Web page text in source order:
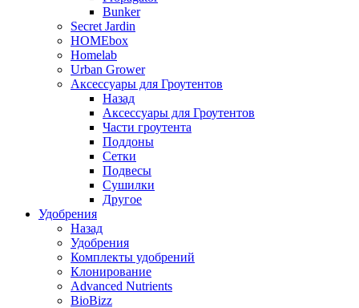
Bunker
Secret Jardin
HOMEbox
Homelab
Urban Grower
Аксессуары для Гроутентов
Назад
Аксессуары для Гроутентов
Части гроутента
Поддоны
Сетки
Подвесы
Сушилки
Другое
Удобрения
Назад
Удобрения
Комплекты удобрений
Клонирование
Advanced Nutrients
BioBizz